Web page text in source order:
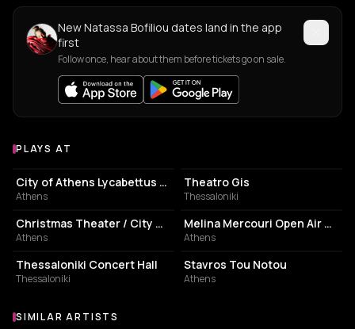
New Natassa Bofiliou dates land in the app
first
Follow once, hear about them before tickets go on sale.
Venues where Natassa Bofiliou plays
PLAYS AT
PERFORMING ARTS THEATER
City of Athens Lycabettus Theater
Athens
Theatro Gis
Thessaloniki
PERFORMING ARTS THEATER
Christmas Theater / City Garden
Athens
PERFORMING ARTS THEATER
Melina Mercouri Open Air Theatre
Athens
PHILHARMONIC HALL
Thessaloniki Concert Hall
Thessaloniki
LIVE MUSIC VENUE
Stavros Tou Notou
Athens
Similar Artists
SIMILAR ARTISTS